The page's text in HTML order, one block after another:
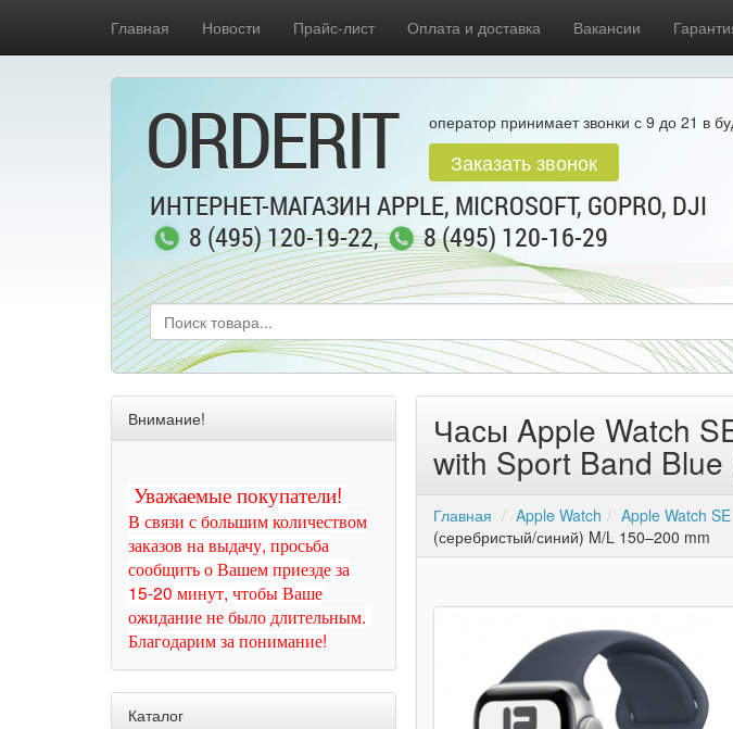
Главная Новости Прайс-лист Оплата и доставка Вакансии
ORDERIT оператор принимает звонки с 9 до 21 в
Заказать звонок
ИНТЕРНЕТ-МАГАЗИН APPLE, MICROSOFT, GOPRO, DJI
8 (495) 120-19-22, 8 (495) 120-16-29
Внимание!
Уважаемые покупатели!
В связи с большим количеством
заказов на выдачу, просьба
сообщить о Вашем приезде за
15-20 минут, чтобы Ваше
ожидание не было длительным.
Благодарим за понимание!
Каталог
Часы Apple Watch
with Sport Band
Главная Apple Watch Apple Watch SE
(серебристый/синий) M/L 150–200 mm